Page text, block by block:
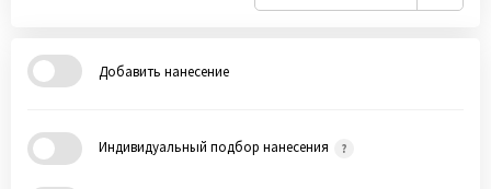
Добавить нанесение
Индивидуальный подбор нанесения